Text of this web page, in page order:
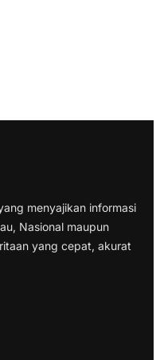
menyajikan informasi
Nasional maupun
yang cepat, akurat